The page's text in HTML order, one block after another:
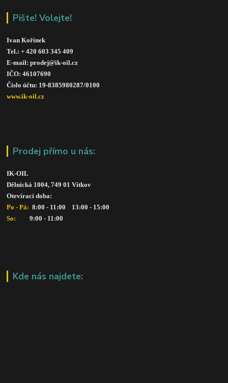
Pište! Volejte!
Ivan Kořínek
Tel.: + 420 603 345 409
E-mail: prodej@ik-oil.cz
IČO: 46107690
Číslo účtu: 19-8385980287/0100
www.ik-oil.cz
Prodej přímo u nás:
IK-OIL
Dělnická 1004, 749 01 Vítkov
Otevírací doba:
Po - Pá: 8:00 - 11:00    13:00 - 15:00
So:
      9:00 - 11:00
Kde nás najdete: